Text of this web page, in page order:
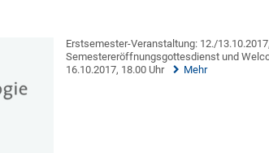
Erstsemester-Veranstaltung: 12./
Semestereröffnungsgottesdienst und
16.10.2017, 18.00 Uhr
Mehr